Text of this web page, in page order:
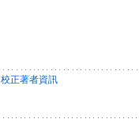
校正著者資訊